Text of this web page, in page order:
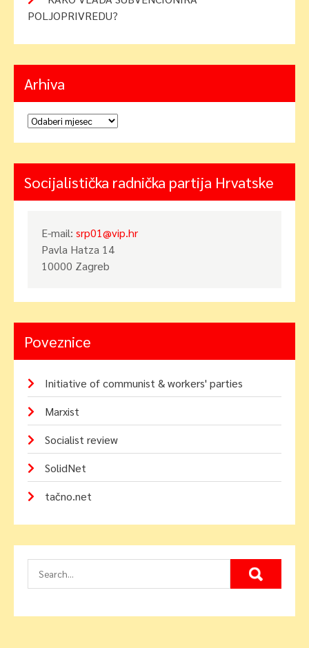
POLJOPRIVREDU?
Arhiva
Arhiva
Socijalistička radnička partija Hrvatske
E-mail: srp01@vip.hr
Pavla Hatza 14
10000 Zagreb
Poveznice
Initiative of communist & workers' parties
Marxist
Socialist review
SolidNet
tačno.net